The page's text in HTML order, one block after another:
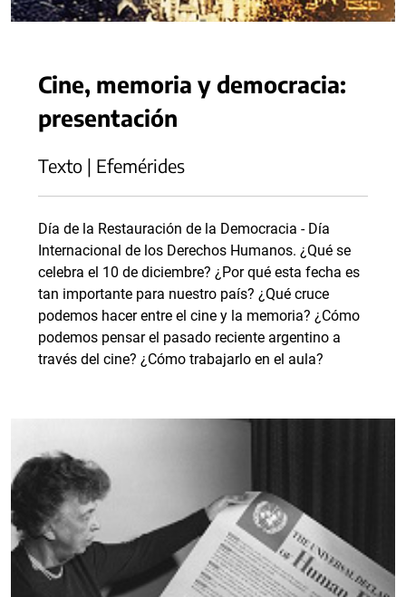
Cine, memoria y democracia:
presentación
Texto | Efemérides
Día de la Restauración de la Democracia - Día
Internacional de los Derechos Humanos. ¿Qué se
celebra el 10 de diciembre? ¿Por qué esta fecha es
tan importante para nuestro país? ¿Qué cruce
podemos hacer entre el cine y la memoria? ¿Cómo
podemos pensar el pasado reciente argentino a
través del cine? ¿Cómo trabajarlo en el aula?